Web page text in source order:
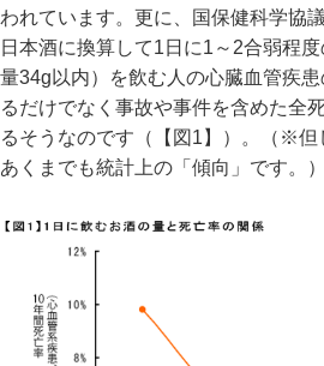
われています。更に、国保健科学協
日本酒に換算して1日に1～2合弱程
量34g以内）を飲む人の心臓血管疾
るだけでなく事故や事件を含めた全
るそうなのです（【図1】）。（※但
あくまでも統計上の「傾向」です。）